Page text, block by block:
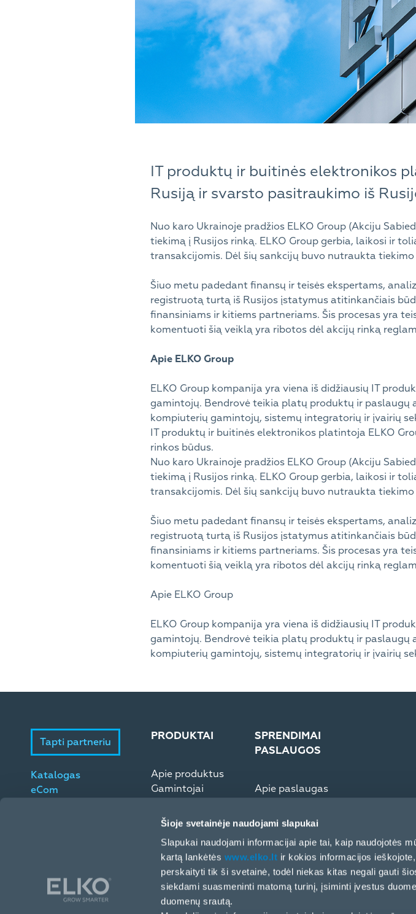
Šioje svetainėje naudojami slapukai
Slapukai naudojami informacijai apie tai, kaip naudojotės
kartą lankėtės www.elko.lt ir kokios informacijos
perskaityti tik ši svetainė, todėl niekas kitas negali gauti
siekdami suasmeninti matomą turinį, įsiminti įvestus
duomenų srautą.
IT produktų ir buitinės elektronikos
Rusiją ir svarsto pasitraukimo iš
Nuo karo Ukrainoje pradžios ELKO Group (Akciju
tiekimą į Rusijos rinką. ELKO Group gerbia, laikosi ir
transakcijomis. Dėl šių sankcijų buvo nutraukta
Šiuo metu padedant finansų ir teisės ekspertams,
registruotą turtą iš Rusijos įstatymus atitinkančiais
finansiniams ir kitiems partneriams. Šis procesas yra
komentuoti šią veiklą yra ribotos dėl akcijų rinką
Apie ELKO Group
ELKO Group kompanija yra viena iš didžiausių IT
gamintojų. Bendrovė teikia platų produktų ir paslaugų
kompiuterių gamintojų, sistemų integratorių ir įvairių
IT produktų ir buitinės elektronikos platintoja ELKO
rinkos būdus.
Nuo karo Ukrainoje pradžios ELKO Group (Akciju
tiekimą į Rusijos rinką. ELKO Group gerbia, laikosi ir
transakcijomis. Dėl šių sankcijų buvo nutraukta
Šiuo metu padedant finansų ir teisės ekspertams,
registruotą turtą iš Rusijos įstatymus atitinkančiais
finansiniams ir kitiems partneriams. Šis procesas yra
komentuoti šią veiklą yra ribotos dėl akcijų rinką
Apie ELKO Group
ELKO Group kompanija yra viena iš didžiausių IT
gamintojų. Bendrovė teikia platų produktų ir paslaugų
kompiuterių gamintojų, sistemų integratorių ir įvairių
Tapti partneriu
Katalogas
eCom
PRODUKTAI
Apie produktus
Gamintojai
SPRENDIMAI
PASLAUGOS
Apie paslaugas